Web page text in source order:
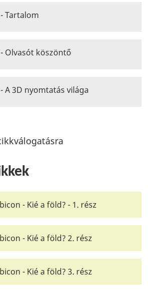
Tartalom
Olvasót köszöntő
A 3D nyomtatás világa
- Kié a föld? - 1. rész
- Kié a föld? 2. rész
- Kié a föld? 3. rész